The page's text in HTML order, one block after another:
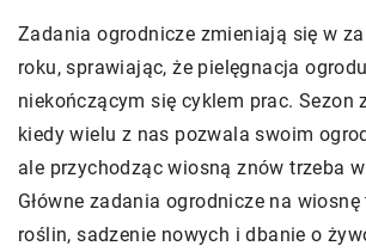
Zadania ogrodnicze zmieniają się w
roku, sprawiając, że pielęgnacja
niekończącym się cyklem prac. Sezon
kiedy wielu z nas pozwala swoim
ale przychodząc wiosną znów trzeba
Główne zadania ogrodnicze na
roślin, sadzenie nowych i dbanie o